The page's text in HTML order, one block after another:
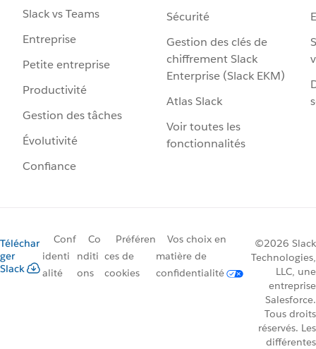
Slack vs Teams
Entreprise
Petite entreprise
Productivité
Gestion des tâches
Évolutivité
Confiance
Sécurité
Gestion des clés de
chiffrement Slack
Enterprise (Slack EKM)
Atlas Slack
Voir toutes les
fonctionnalités
Téléchar
ger
Slack
Conf
identi
alité
Co
nditi
ons
Préféren
ces de
cookies
Vos choix en
matière de
confidentialité
©2026 Slack
Technologies,
LLC, une
entreprise
Salesforce.
Tous droits
réservés. Les
différentes